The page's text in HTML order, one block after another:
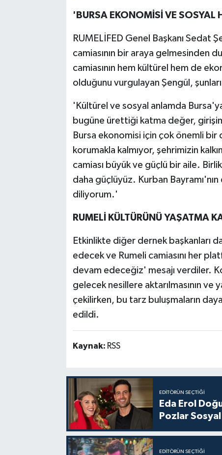
'BURSA EKONOMİSİ VE SOSYAL
RUMELİFED Genel Başkanı Sedat
camiasının bir araya gelmesinden
camiasının hem kültürel hem de
olduğunu vurgulayan Şengül,
'Kültürel ve sosyal anlamda
bugüne ürettiği katma değer,
Bursa ekonomisi için çok önemli bir
korumakla kalmıyor, şehrimizin
camiası büyük ve güçlü bir aile.
daha güçlüyüz. Kurban
diliyorum.'
RUMELİ KÜLTÜRÜNÜ YAŞATMA
Etkinlikte diğer dernek başkanları
edecek ve Rumeli camiasını her
devam edeceğiz' mesajı verdiler.
gelecek nesillere aktarılmasının ve
çekilirken, bu tarz buluşmaların
edildi.
Kaynak: RSS
EDITÖRÜN SEÇTIĞI
Eda Erol
Pozlar
EDITÖRÜN SEÇTIĞI